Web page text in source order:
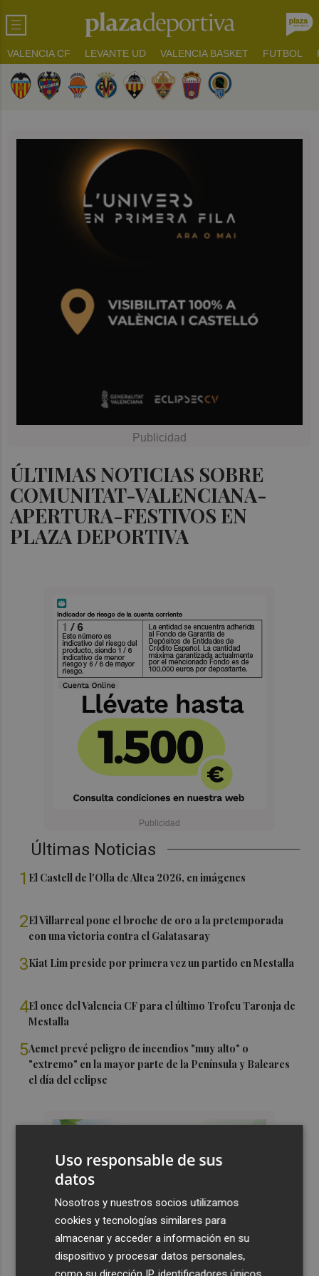
VALENCIA CF LEVANTE UD VALENCIA BASKET FUTBOL
ÚLTIMAS NOTICIAS SOBRE
COMUNITAT-VALENCIANA-
APERTURA-FESTIVOS EN
PLAZA DEPORTIVA
Últimas Noticias
1 El Castell de l'Olla de Altea 2026, en imágenes
2El Villarreal pone el broche de oro a la pretemporada
con una victoria contra el Galatasaray
3Kiat Lim preside por primera vez un partido en Mestalla
4El once del Valencia CF para el último Trofeu Taronja de
Mestalla
5Aemet prevé peligro de incendios "muy alto" o
"extremo" en la mayor parte de la Península y Baleares
el día del eclipse
Uso responsable de sus
datos
Nosotros y nuestros socios utilizamos
cookies y tecnologías similares para
almacenar y acceder a información en su
dispositivo y procesar datos personales,